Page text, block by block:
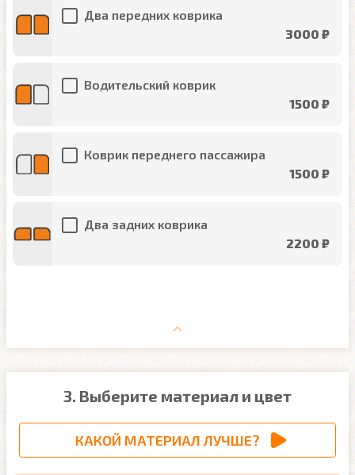
Два передних коврика
3000 ₽
Водительский коврик
1500 ₽
Коврик переднего пассажира
1500 ₽
Два задних коврика
2200 ₽
3. Выберите материал и цвет
КАКОЙ МАТЕРИАЛ ЛУЧШЕ?